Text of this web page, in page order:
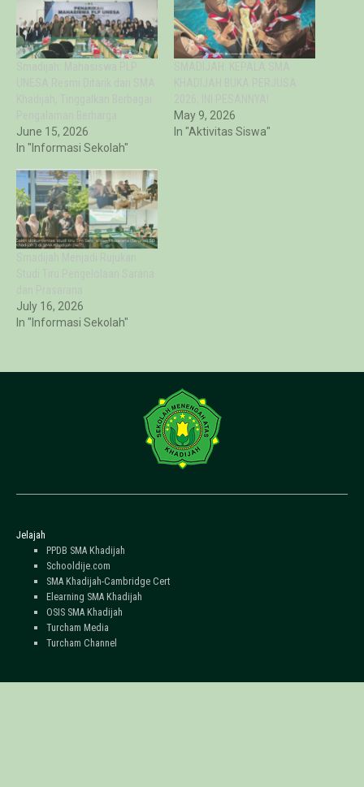
June 15, 2026
In "Informasi Sekolah"
May 9, 2026
In "Aktivitas Siswa"
July 16, 2026
In "Informasi Sekolah"
Jelajah
PPDB SMA Khadijah
Schooldije.com
SMA Khadijah-Cambridge Cert
Elearning SMA Khadijah
OSIS SMA Khadijah
Turcham Media
Turcham Channel